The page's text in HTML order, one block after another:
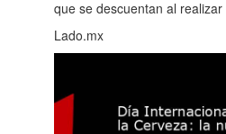
que se descuentan al realizar
Lado.mx